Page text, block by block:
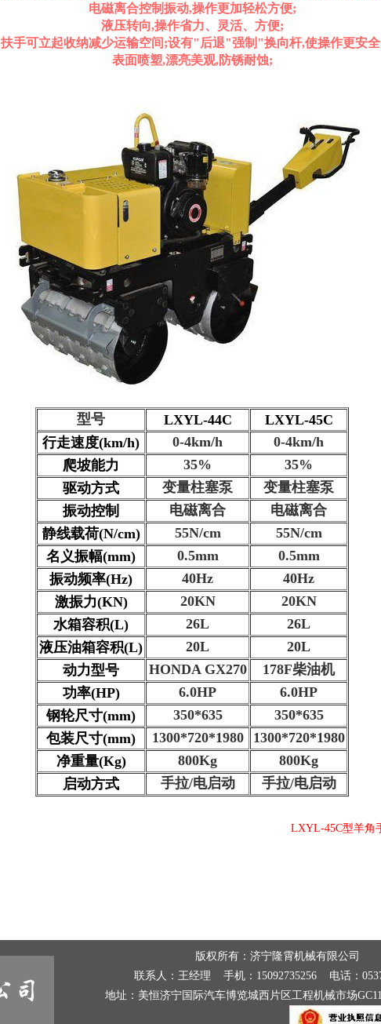
电磁离合控制振动,操作更加轻松方便;
液压转向,操作省力、灵活、方便;
扶手可立起收纳减少运输空间;设有"后退"强制"换向杆,使操作更安
表面喷塑,漂亮美观,防锈耐蚀;
型号 LXYL-44C
LXYL-45C
行走速度(km/h)
0-4km/h
0-4km/h
爬坡能力
35%
35%
驱动方式
变量柱塞泵
变量柱塞泵
振动控制
电磁离合
电磁离合
静线载荷(N/cm)
55N/cm
55N/cm
名义振幅(mm)
0.5mm
0.5mm
振动频率(Hz)
40Hz
40Hz
激振力(KN)
20KN
20KN
水箱容积(L)
26L
26L
液压油箱容积(L)
20L
20L
动力型号
HONDA GX270
178F柴油机
功率(HP)
6.0HP
6.0HP
钢轮尺寸(mm)
350*635
350*635
包装尺寸(mm)
1300*720*1980
1300*720*1980
净重量(Kg)
800Kg
800Kg
启动方式
手拉/电启动 手拉/电启动
LXYL-45C型羊角
版权所有： 济宁隆霄机械有限公司
联系人：王经理 手机：15092735256 电话：
地址：美恒济宁国际汽车博览城西片区工程机械市场